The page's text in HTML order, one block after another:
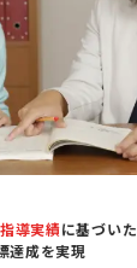
導実績に基づいた
達成を実現